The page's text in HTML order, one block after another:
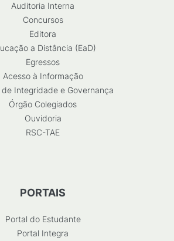
Auditoria Interna
Concursos
Editora
a Distância (EaD)
Egressos
Acesso à Informação
Integridade e Governança
Órgão Colegiados
Ouvidoria
RSC-TAE
PORTAIS
Portal do Estudante
Portal Integra